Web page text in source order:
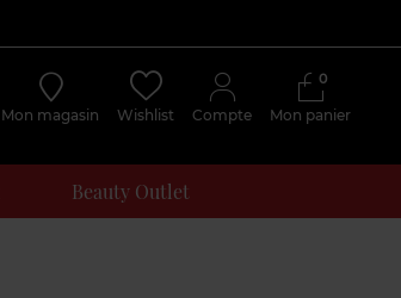
Mon magasin Wishlist Compte Mon panier
0
Beauty Outlet